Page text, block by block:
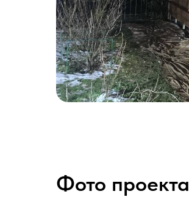
Фото проекта